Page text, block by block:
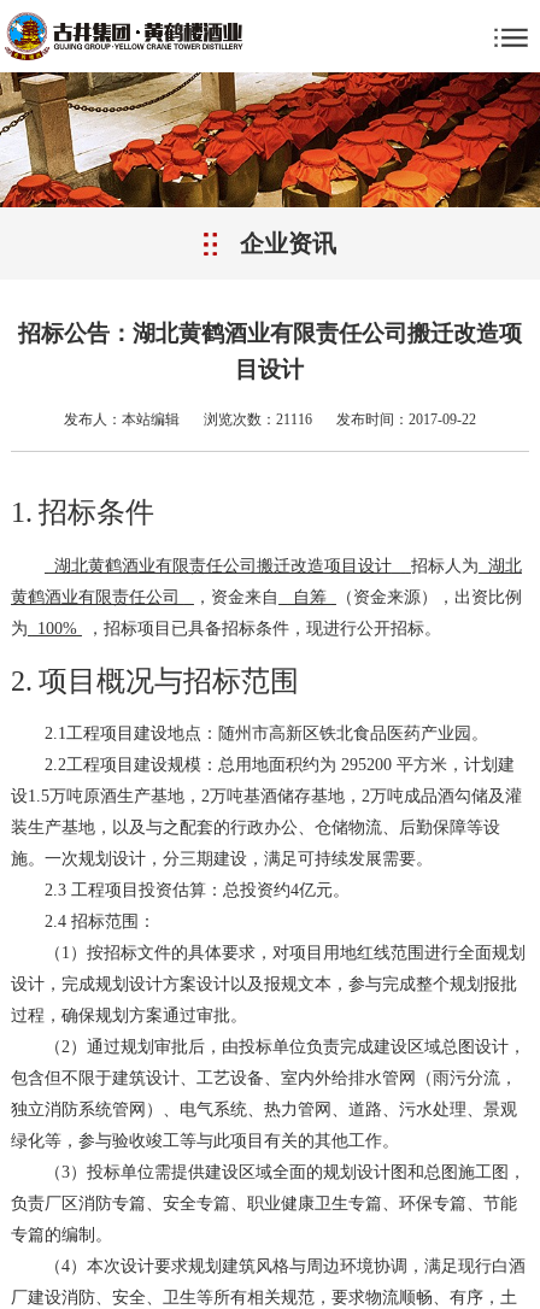
企业资讯
招标公告：湖北黄鹤酒业有限责任公司搬迁改造项
目设计
发布人：本站编辑 浏览次数：21116 发布时间：2017-09-22
1. 招标条件
湖北黄鹤酒业有限责任公司搬迁改造项目设计 招标人为 湖北
黄鹤酒业有限责任公司
，资金来自 自筹
（资金来源），出资比例
为
100% ，招标项目已具备招标条件，现进行公开招标。
2. 项目概况与招标范围
2.1工程项目建设地点：随州市高新区铁北食品医药产业园。
2.2工程项目建设规模：总用地面积约为 295200平方米，计划建
设1.5万吨原酒生产基地， 2万吨基酒储存基地， 2万吨成品酒勾储及灌
装生产基地，以及与之配套的行政办公、仓储物流、后勤保障等设
施。一次规划设计，分三期建设，满足可持续发展需要。
2.3 工程项目投资估算：总投资约4亿元。
2.4 招标范围：
（ 1 ）按招标文件的具体要求，对项目用地红线范围进行全面规划
设计，完成规划设计方案设计以及报规文本，参与完成整个规划报批
过程，确保规划方案通过审批。
（2）通过规划审批后，由投标单位负责完成建设区域总图设计，
包含但不限于建筑设计、工艺设备、室内外给排水管网（雨污分流，
独立消防系统管网）、电气系统、热力管网、道路、污水处理、景观
绿化等，参与验收竣工等与此项目有关的其他工作。
（3）投标单位需提供建设区域全面的规划设计图和总图施工图，
负责厂区消防专篇、安全专篇、职业健康卫生专篇、环保专篇、节能
专篇的编制。
（4）本次设计要求规划建筑风格与周边环境协调，满足现行白酒
厂建设消防、安全、卫生等所有相关规范，要求物流顺畅、有序，土